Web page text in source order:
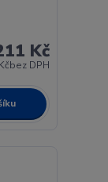
Kč
bez DPH